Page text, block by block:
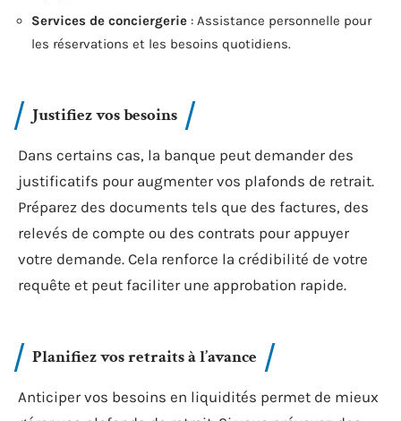
Services de conciergerie : Assistance personnelle pour
les réservations et les besoins quotidiens.
Justifiez vos besoins
Dans certains cas, la banque peut demander des
justificatifs pour augmenter vos plafonds de retrait.
Préparez des documents tels que des factures, des
relevés de compte ou des contrats pour appuyer
votre demande. Cela renforce la crédibilité de votre
requête et peut faciliter une approbation rapide.
Planifiez vos retraits à l’avance
Anticiper vos besoins en liquidités permet de mieux